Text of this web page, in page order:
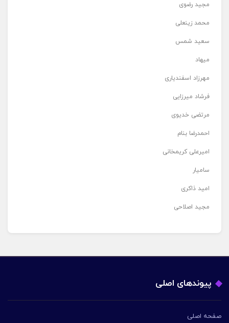
مجید رضوی
محمد زینعلی
سعید شمس
میهاد
مهرزاد اسفندیاری
فرشاد میرزایی
مرتضی خدیوی
احمدرضا بنام
امیرعلی کریمخانی
سامیار
امید ذاکری
مجید اصلاحی
پیوندهای اصلی
صفحه اصلی